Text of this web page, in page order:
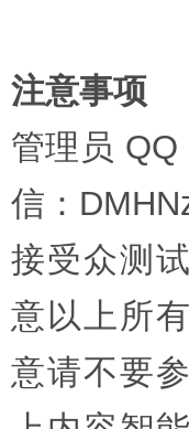
注意事项
管理员 QQ
信：
接受众测
意以上所
意请不要